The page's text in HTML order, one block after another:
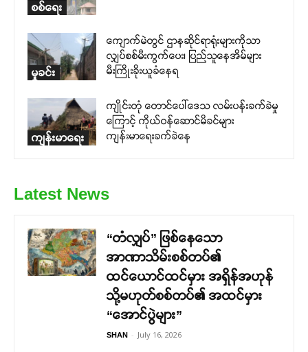
စစ်ရေး
မှုခင်း
ကျောက်မဲတွင် ဌာနဆိုင်ရာရုံးများကိုသာ
လျှပ်စစ်မီးကွက်ပေး၊ ပြည်သူနေအိမ်များ
မီးကြိုးခိုးယူခံနေရ
ကျန်းမာရေး
ကျိုင်းတုံ တောင်ပေါ်ဒေသ လမ်းပန်းခက်ခဲမှု
ကြောင့် ကိုယ်ဝန်ဆောင်မိခင်များ
ကျန်းမာရေးခက်ခဲနေ
Latest News
“တံလျှပ်” ဖြစ်နေသော
အာဏာသိမ်းစစ်တပ်၏
ထင်ယောင်ထင်မှား အရှိန်အဟုန်
သို့မဟုတ်စစ်တပ်၏ အထင်မှား
“အောင်ပွဲများ”
SHAN - July 16, 2026